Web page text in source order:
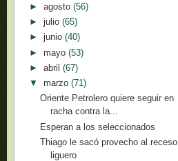
► agosto (56)
► julio (65)
► junio (40)
► mayo (53)
► abril (67)
▼ marzo (71)
Oriente Petrolero quiere seguir en
racha contra la...
Esperan a los seleccionados
Thiago le sacó provecho al receso
liguero